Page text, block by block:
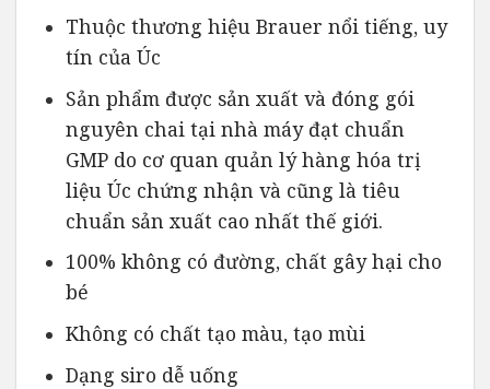
Thuộc thương hiệu Brauer nổi tiếng, uy
tín của Úc
Sản phẩm được sản xuất và đóng gói
nguyên chai tại nhà máy đạt chuẩn
GMP do cơ quan quản lý hàng hóa trị
liệu Úc chứng nhận và cũng là tiêu
chuẩn sản xuất cao nhất thế giới.
100% không có đường, chất gây hại cho
bé
Không có chất tạo màu, tạo mùi
Dạng siro dễ uống